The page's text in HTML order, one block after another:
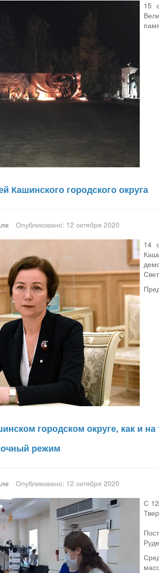
15
Кашинского городского округа
Опубликовано: 12 октября 2020
14
городском округе, как и
режим
Опубликовано: 12 октября 2020
С